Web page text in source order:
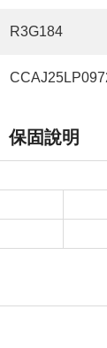
R3G184
保固說明